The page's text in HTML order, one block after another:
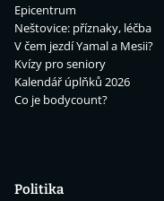
Epicentrum
Neštovice: příznaky, léčba
V čem jezdí Yamal a Mesii?
Kvízy pro seniory
Kalendář úplňků 2026
Co je bodycount?
Politika